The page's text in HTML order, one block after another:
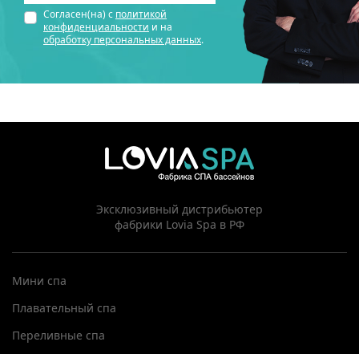
Согласен(на) с политикой
конфиденциальности и на
обработку персональных данных.
Эксклюзивный дистрибьютер
фабрики Lovia Spa в РФ
Мини спа
Плавательный спа
Переливные спа